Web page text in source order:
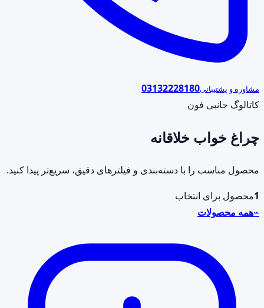
مشاوره و پشتیبانی03132228180
کاتالوگ جانبی فون
چراغ خواب خلاقانه
محصول مناسب را با دسته‌بندی و فیلترهای دقیق، سریع‌تر پیدا کنید.
1محصول برای انتخاب
⌁همه محصولات